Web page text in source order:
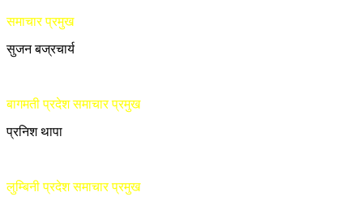
समाचार प्रमुख
सुजन बज्रचार्य
बागमती प्रदेश समाचार प्रमुख
प्रनिश थापा
लुम्बिनी प्रदेश समाचार प्रमुख